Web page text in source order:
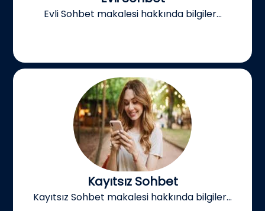
Evli Sohbet makalesi hakkında bilgiler...
Kayıtsız Sohbet
Kayıtsız Sohbet makalesi hakkında bilgiler...